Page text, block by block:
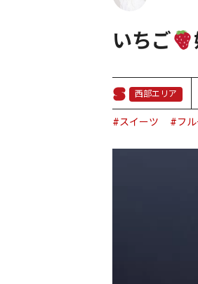
いちご
西部エリア
#スイーツ #フル